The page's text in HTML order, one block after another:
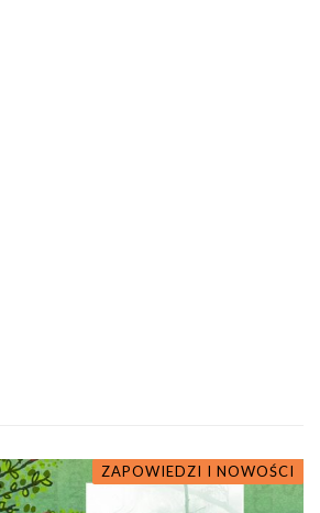
ZAPOWIEDZI I NOWOŚCI